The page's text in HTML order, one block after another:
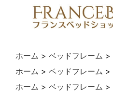
ホーム > ベッドフレーム >
ホーム > ベッドフレーム >
ホーム > ベッドフレーム >